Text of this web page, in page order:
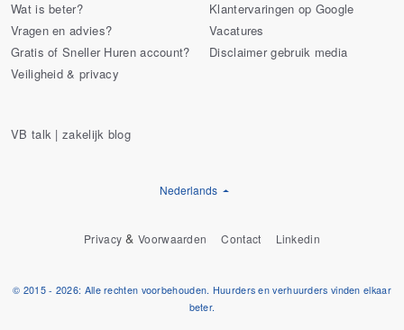
Wat is beter?
Vragen en advies?
Gratis of Sneller Huren account?
Veiligheid & privacy
Klantervaringen op Google
Vacatures
Disclaimer gebruik media
VB talk | zakelijk blog
Nederlands
Privacy &Voorwaarden Contact Linkedin
© 2015 - 2026: Alle rechten voorbehouden. Huurders en verhuurders vinden elkaar
beter.